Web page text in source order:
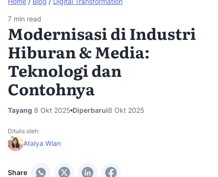
7 min read
Modernisasi di Industri
Hiburan & Media:
Teknologi dan
Contohnya
Tayang 8 Okt 2025 Diperbarui8 Okt 2025
Share
Ditulis oleh:
Atalya Wian